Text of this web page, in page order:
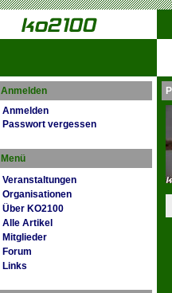
Anmelden
Anmelden
Passwort vergessen
Menü
Veranstaltungen
Organisationen
Über KO2100
Alle Artikel
Mitglieder
Forum
Links